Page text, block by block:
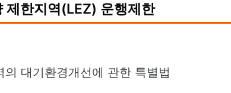
제한지역(LEZ) 운행제한
의 대기환경개선에 관한 특별법